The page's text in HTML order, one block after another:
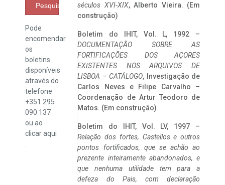
Pesquisar
Pode
encomendar
os
boletins
disponíveis
através do
telefone
+351 295
090 137
ou ao
clicaraqui
séculos XVI-XIX, Alberto Vieira. (Em
construção)
Boletim do IHIT, Vol. L, 1992 –
DOCUMENTAÇÃO SOBRE AS
FORTIFICAÇÕES DOS AÇORES
EXISTENTES NOS ARQUIVOS DE
LISBOA – CATÁLOGO, Investigação de
Carlos Neves e Filipe Carvalho –
Coordenação de Artur Teodoro de
Matos. (Em construção)
Boletim do IHIT, Vol. LV, 1997 –
Relação dos fortes, Castellos e outros
pontos fortificados, que se achão ao
prezente inteiramente abandonados, e
que nenhuma utilidade tem para a
defeza do Pais, com declaração